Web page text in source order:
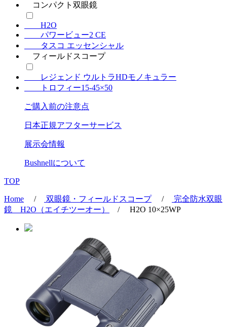
コンパクト双眼鏡
H2O
パワービュー2 CE
タスコ エッセンシャル
フィールドスコープ
レジェンド ウルトラHDモノキュラー
トロフィー15-45×50
ご購入前の注意点
日本正規アフターサービス
展示会情報
Bushnellについて
TOP
Home / 双眼鏡・フィールドスコープ/
完全防水双眼
鏡 H2O（エイチツーオー）
/ H2O 10×25WP